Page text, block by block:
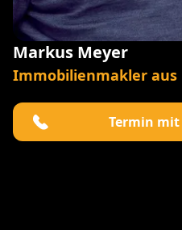
Markus Meyer
Immobilienmakler aus
Termin